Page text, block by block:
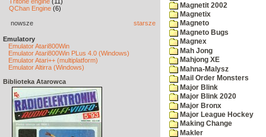
QChan Engine (6)
nowsze starsze
Emulatory
Emulator Atari800Win
Emulator Atari800Win PLus 4.0 (Windows)
Emulator Atari++ (multiplatform)
Emulator Altirra (Windows)
Biblioteka Atarowca
Magnetit 2002
Magnetix
Magneto
Magneto Bugs
Magnex
Mah Jong
Mahjong XE
Mahna-Malysz
Mail Order Monsters
Major Blink
Major Blink 2020
Major Bronx
Major League Hockey
Making Change
Makler